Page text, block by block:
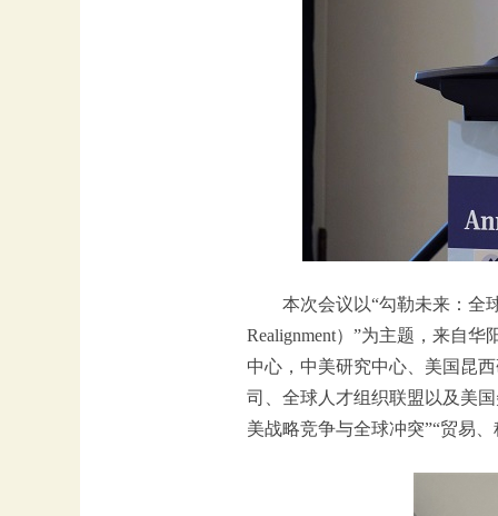
本次会议以“勾勒未来：全
Realignment）”为主题，来自
中心，中美研究中心、美国昆
司、全球人才组织联盟以及美
美战略竞争与全球冲突”“贸易